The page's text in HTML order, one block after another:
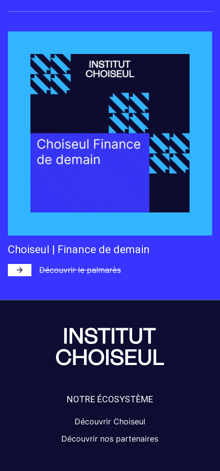
Choiseul | Finance de demain
Découvrir le palmarès
NOTRE ÉCOSYSTÈME
Découvrir Choiseul
Découvrir nos partenaires